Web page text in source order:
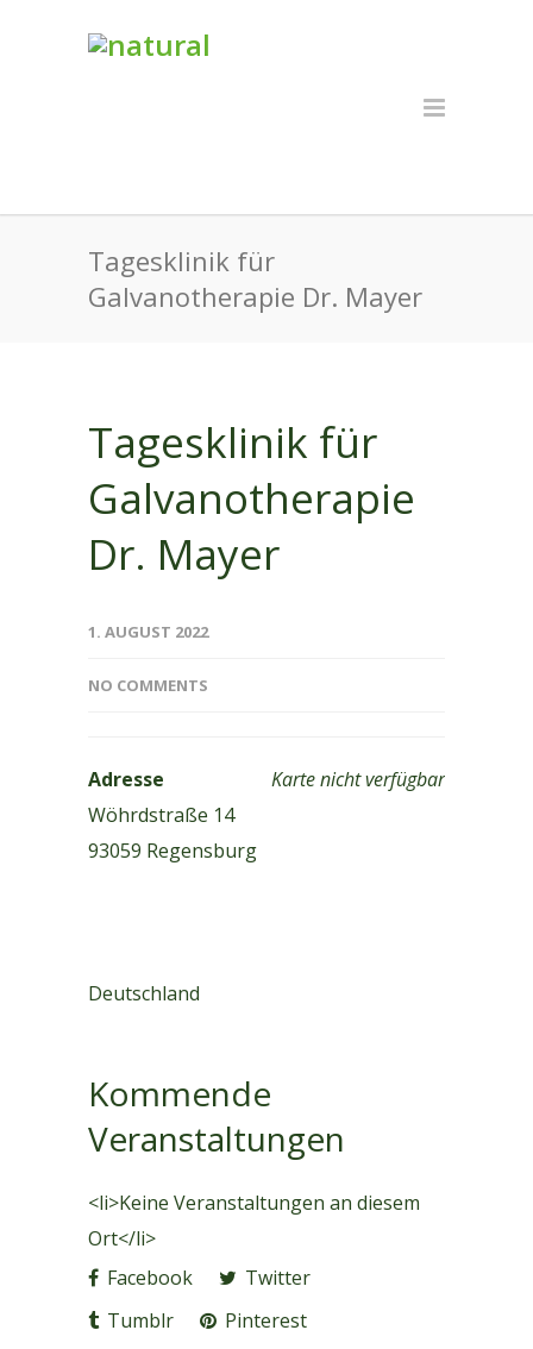
Tagesklinik für
Galvanotherapie Dr. Mayer
Tagesklinik für
Galvanotherapie
Dr. Mayer
1. AUGUST 2022
NO COMMENTS
Karte nicht verfügbar
Adresse
Wöhrdstraße 14
93059 Regensburg
Deutschland
Kommende
Veranstaltungen
<li>Keine Veranstaltungen an diesem
Ort</li>
Facebook
Twitter
Tumblr
Pinterest